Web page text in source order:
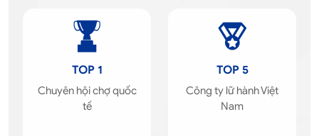
TOP 1
Chuyên hội chợ quốc
tế
TOP 5
Công ty lữ hành Việt
Nam